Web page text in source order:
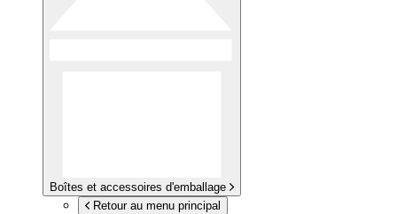
Boîtes et accessoires d'emballage
Retour au menu principal